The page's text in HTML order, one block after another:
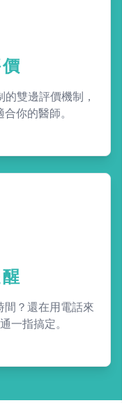
雙邊評價機制，
你的醫師。
間？還在用電話來
一指搞定。